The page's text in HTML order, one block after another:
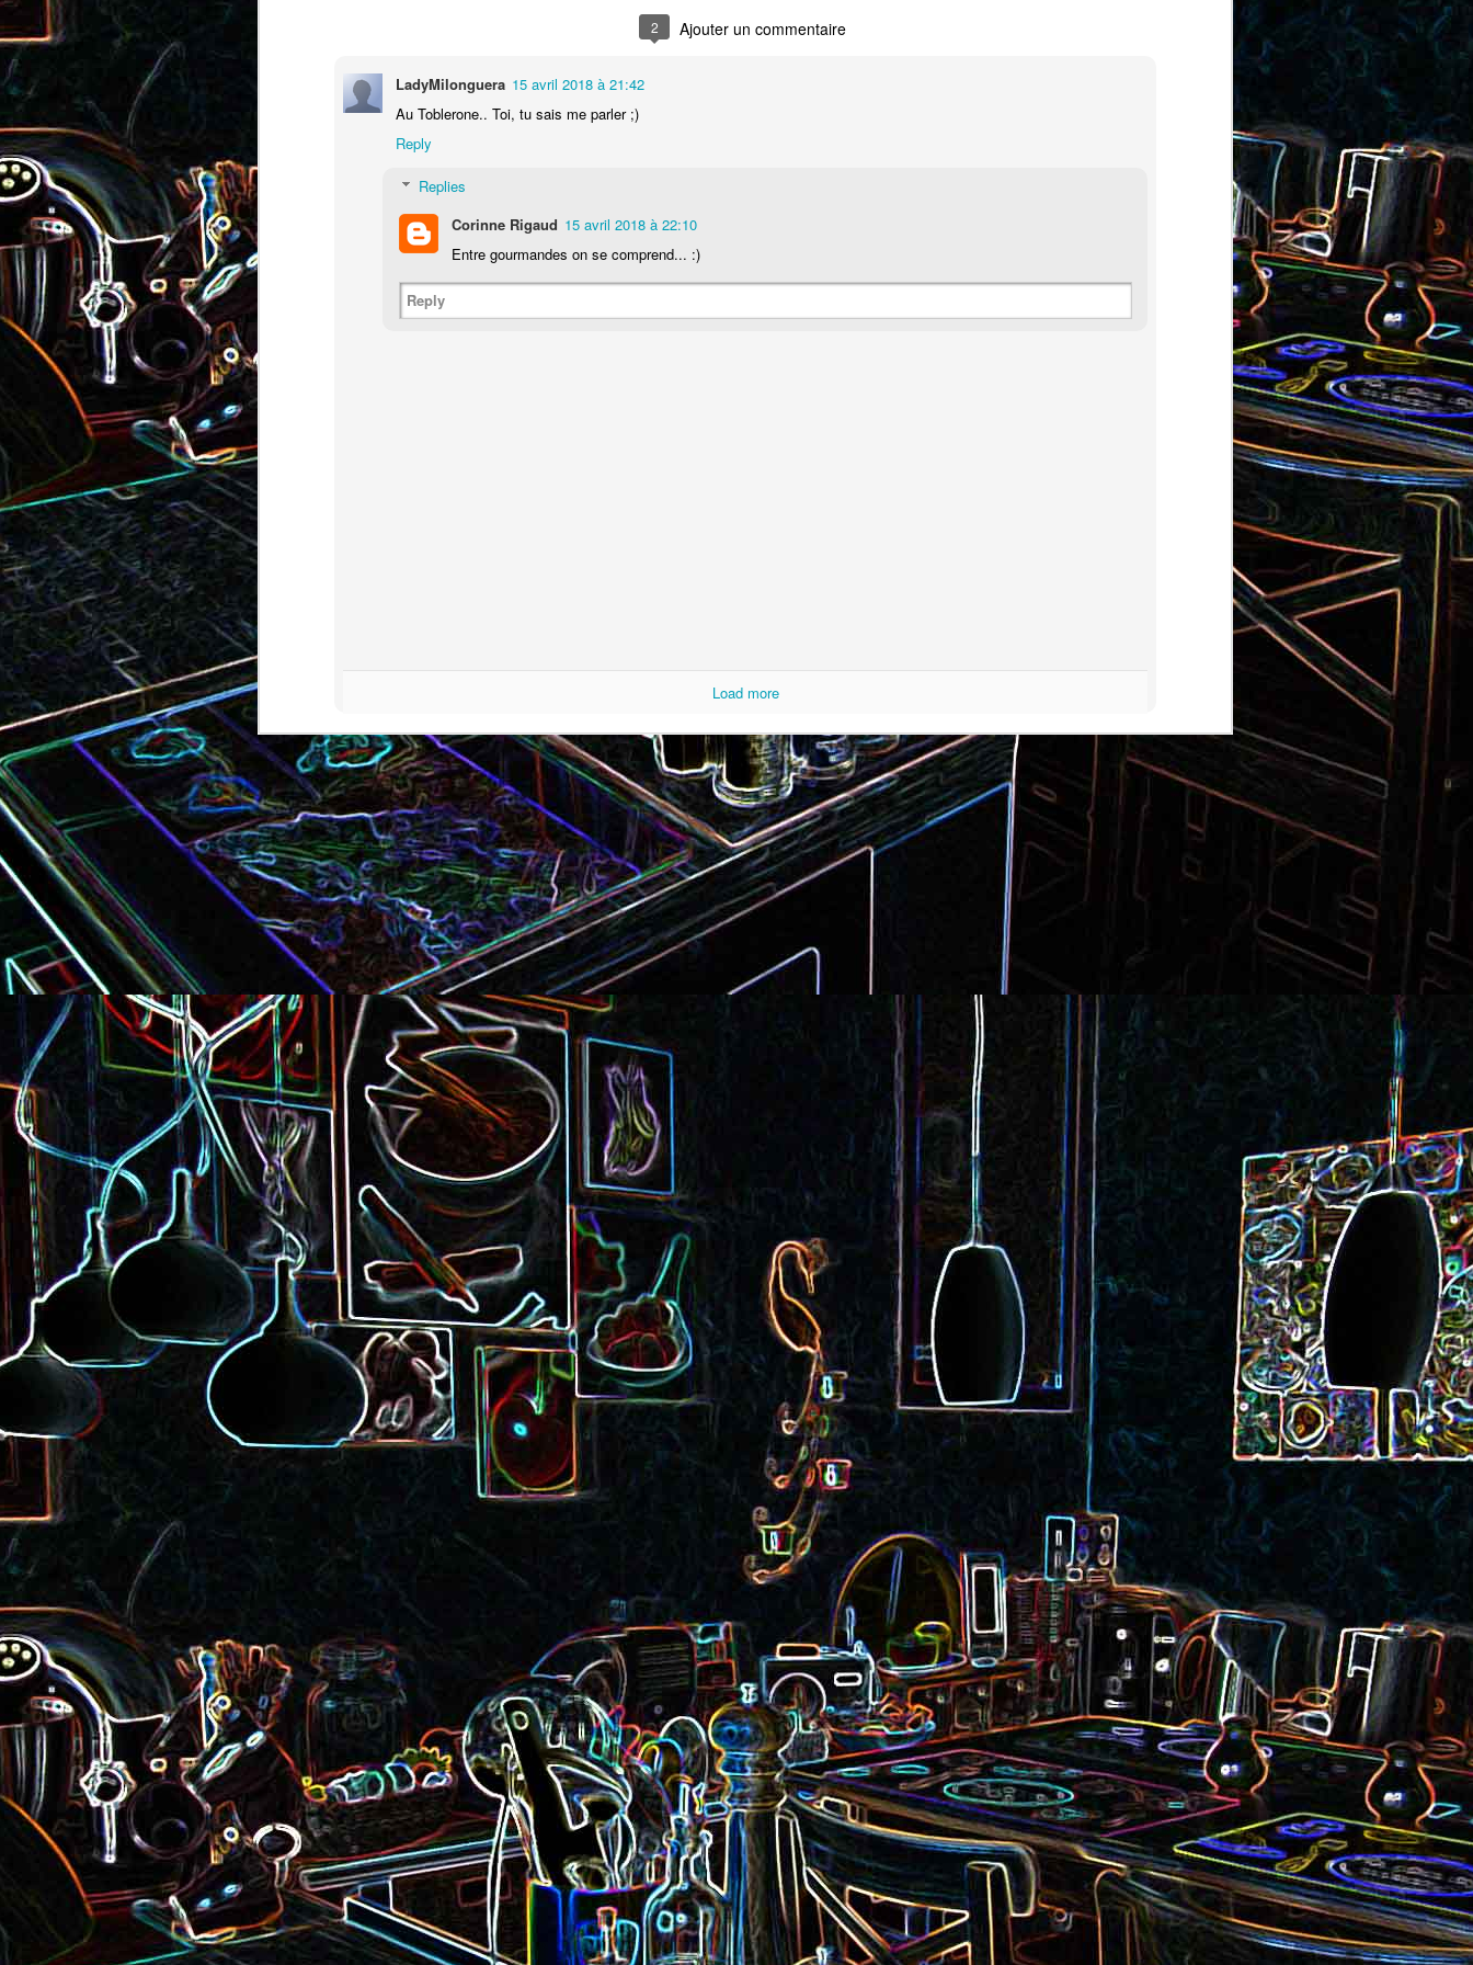
2
LadyMilonguera 15 avril 2018 à 21:42
Au Toblerone.. Toi, tu sais me parler ;)
Reply
Replies
Corinne Rigaud 15 avril 2018 à 22:10
Entre gourmandes on se comprend... :)
Reply
Load more
Pizza au camembert, au sirop
d'érable et aux noix Moelleux au chocolat au lait
Salade de vermicelles de riz,
aux crevettes et au
pamplemousse Minis brownies aux Oreo® aux câpres Quiche sans pâte au chorizo
et aux pommes de terre
Curry de brocoli et de carottes
Pizza aux pommes de terre et
aux tomates séchées
Croque-monsieur à la viande
des grisons, au Comté et aux
noix
Croque-madame aux
épinards et au gingembre Smoothie à l'orange et à la
mangue
Curry de pois chiches et de Salade de thon aux câpres et
aux deux olives
Tarte amandine
Pizza à la choucroute, aux
lardons et au cumin Crème de poivron aux noix Cake au saucisson sec et aux Cookie géant aux pépites de
chocolat et au miel
Baguette à la raclette, à la
roquette et aux graines de
courge Smoothie aux kiwis et à la
mangue
Gâteau au chocolat et au Pizza aux rillettes et aux Noix de cajou caramélisées
au sésame
Tarte à la pralinoise et aux
noisettes
Colombo de crevettes au lait
de coco Tarte aux pommes, au miel et
aux amandes
Choux de Bruxelles au
chorizo et à la coriandre Quesadillas à la mexicaine
2